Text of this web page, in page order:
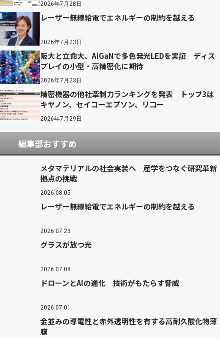
2026年7月28日
レーザー無線給電でエネルギーの制約を越える
2026年7月23日
阪大と立命大、AlGaNで多色発光LEDを実証 ディス
プレイの小型・高精密化に期待
2026年7月23日
精密機器の他社牽制力ランキングを発表 トップ3は
キヤノン、セイコーエプソン、リコー
2026年7月29日
編集部おすすめ
メタマテリアルの社会実装へ 産学をつなぐ研究革新
拠点の挑戦
2026.08.05
レーザー無線給電でエネルギーの制約を越える
2026.07.23
グラスが放つ光
2026.07.08
ドローンとAIの進化 技術がもたらす脅威
2026.07.01
金並みの導電性と赤外透明性を有する高耐久酸化物薄
膜